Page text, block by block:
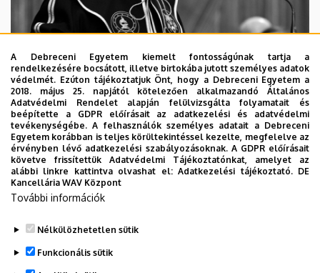
2026. augusztus 5.
Díszdoktorát gyászolja a Debreceni
Egyetem
INTÉZMÉNYI TTK TUDOMÁNY
A Debreceni Egyetem kiemelt fontosságúnak tartja a
rendelkezésére bocsátott, illetve birtokába jutott személyes adatok
védelmét. Ezúton tájékoztatjuk Önt, hogy a Debreceni Egyetem a
2018. május 25. napjától kötelezően alkalmazandó Általános
Adatvédelmi Rendelet alapján felülvizsgálta folyamatait és
beépítette a GDPR előírásait az adatkezelési és adatvédelmi
tevékenységébe. A felhasználók személyes adatait a Debreceni
Egyetem korábban is teljes körültekintéssel kezelte, megfelelve az
érvényben lévő adatkezelési szabályozásoknak. A GDPR előírásait
követve frissítettük Adatvédelmi Tájékoztatónkat, amelyet az
alábbi linkre kattintva olvashat el:Adatkezelési tájékoztató. DE
Kancellária WAV Központ
További információk
Nélkülözhetetlen sütik
Funkcionális sütik